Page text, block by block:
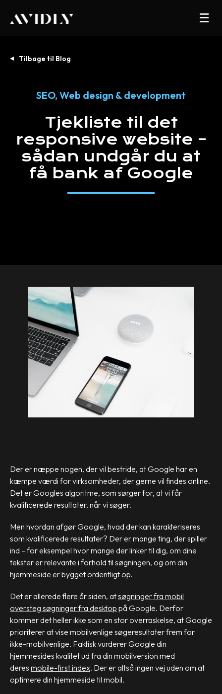
Tilbage til Blog
SEO, Web design & development
Tjekliste til
det
responsive website –
sådan undgår du at
få bank af Google
Der er næppe nogen, der vil bestride, at Google har en
kæmpe værdi for virksomheder, der gerne vil findes online.
Det er Googles algoritme, som sørger for, at vi får
kvalificerede resultater, når vi søger.
Men hvordan afgør Google, hvad der kan karakteriseres
som kvalificerede resultater? Der er mange ting, der spiller
ind – for eksempel hvor mange der linker til dig, om dine
tekster er relevante i forhold til søgningen, og om din
hjemmeside er bygget ordentligt op.
Det er allerede flere år siden, atsøgninger fra mobil
oversteg søgninger fra desktop på Google. Derfor
kommer det heller ikke som en stor overraskelse, at Google
prioriterer at vise mobilvenlige søgeresultater frem for
ikke-mobilvenlige. Faktisk vurderer Google din
hjemmesides kvalitet ud fra din mobilversion med
deres mobile-first index. Der er altså ingen vej uden om at
optimere din hjemmeside til mobil.